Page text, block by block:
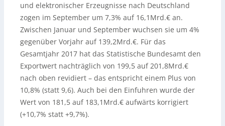
und elektronischer Erzeugnisse nach Deutschland
zogen im September um 7,3% auf 16,1Mrd.€ an.
Zwischen Januar und September wuchsen sie um 4%
gegenüber Vorjahr auf 139,2Mrd.€. Für das
Gesamtjahr 2017 hat das Statistische Bundesamt den
Exportwert nachträglich von 199,5 auf 201,8Mrd.€
nach oben revidiert – das entspricht einem Plus von
10,8% (statt 9,6). Auch bei den Einfuhren wurde der
Wert von 181,5 auf 183,1Mrd.€ aufwärts korrigiert
(+10,7% statt +9,7%).